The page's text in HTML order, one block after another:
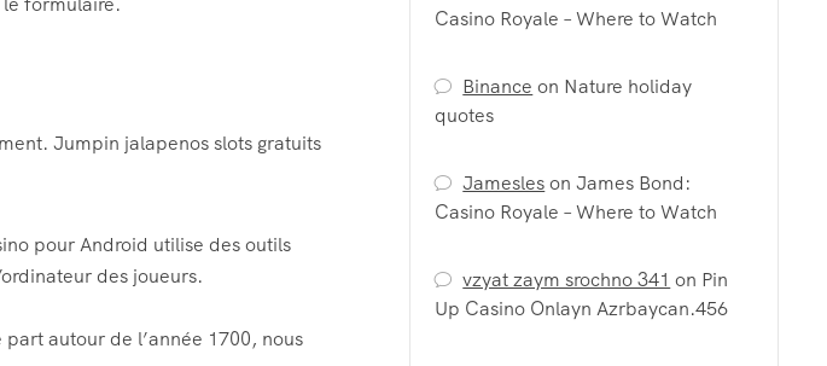
Jumpin jalapenos slots gratuits
pour Android utilise des outils
des joueurs.
autour de l’année 1700, nous
Casino Royale – Where to Watch
Binance on Nature holiday
quotes
JameslesonJames Bond:
Casino Royale – Where to Watch
vzyat zaym srochno 341 on Pin
Up Casino Onlayn Azrbaycan.456